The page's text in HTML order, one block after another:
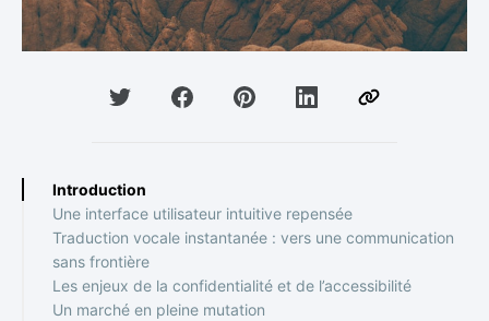
Introduction
Une interface utilisateur intuitive repensée
Traduction vocale instantanée : vers une communication
sans frontière
Les enjeux de la confidentialité et de l’accessibilité
Un marché en pleine mutation